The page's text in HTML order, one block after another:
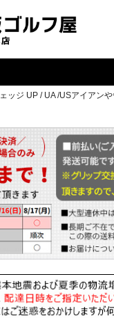
ッジ UP / UA /USアイア